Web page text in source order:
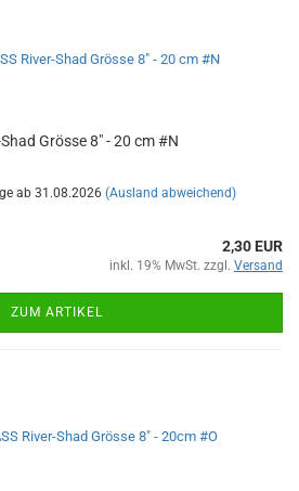
Grösse 8" - 20 cm #N
ab 31.08.2026 (Ausland abweichend)
2,30 EUR
inkl. 19% MwSt. zzgl. Versand
ZUM ARTIKEL